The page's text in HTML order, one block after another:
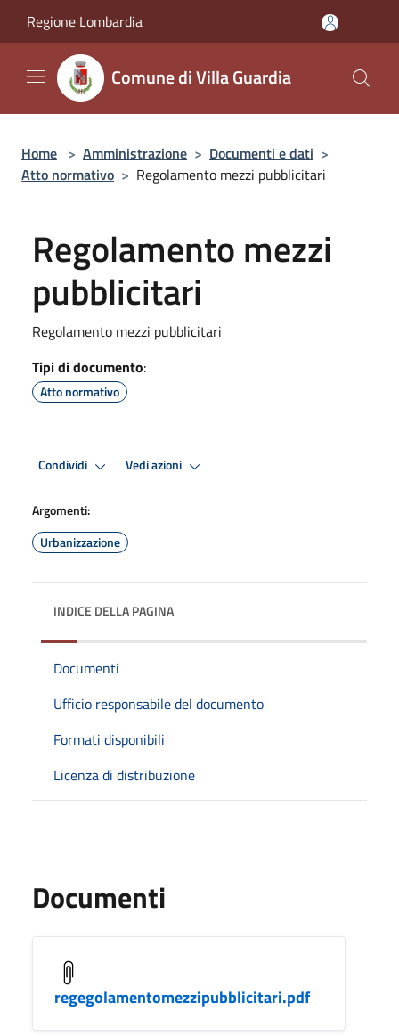
Regione Lombardia
Comune di Villa Guardia
Home > Amministrazione > Documenti e dati >
Atto normativo > Regolamento mezzi pubblicitari
Regolamento mezzi
pubblicitari
Regolamento mezzi pubblicitari
Tipi di documento:
Atto normativo
Condividi Vedi azioni
Argomenti:
Urbanizzazione
INDICE DELLA PAGINA
Documenti
Ufficio responsabile del documento
Formati disponibili
Licenza di distribuzione
Documenti
regegolamentomezzipubblicitari.pdf